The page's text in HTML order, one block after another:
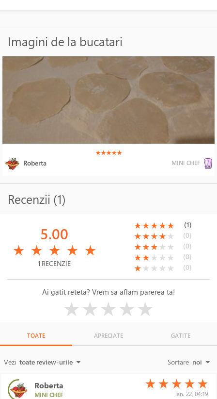
Imagini de la bucatari
(*)
★(*)
★(*)
★(*)
★(*)
★
Roberta MINI CHEF
Recenzii (1)
5.00
★ ★ ★ ★ ★
1 RECENZIE
(*)
★(*)
★(*)
★(*)
★(*)
★ (1)
(*)
★(*)
★(*)
★(*)
★( )
★ (0)
(*)
★(*)
★(*)
★( )
★ ( )
★ (0)
(*)
★(*)
★( )
★ ( )
★ ( )
★ (0)
(*)
★( )
★ ( )
★ ( )
★ ( )
★ (0)
Ai gatit reteta? Vrem sa aflam parerea ta!
★★★★★
TOATE APRECIATE GATITE
Vezi toate review-urile Sortare noi
Roberta
MINI CHEF
(*)
★ (*)
★ (*)
★ (*)
★ (*)
★
ian. 22, 04:19